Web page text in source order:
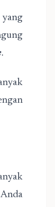
yang
.